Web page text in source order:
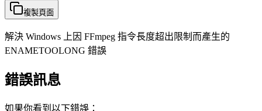
複製頁面
解決 Windows 上因 FFmpeg 指令長度超出限制而產生的
ENAMETOOLONG 錯誤
錯誤訊息
如果你看到以下錯誤：